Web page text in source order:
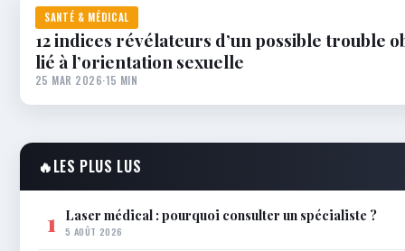
SANTÉ & MÉDICAL
12 indices révélateurs d’un possible trouble
lié à l’orientation sexuelle
25 MAR 2026·15 MIN
🔥LES PLUS LUS
1 Laser médical : pourquoi consulter un spécialiste ?
5 AOÛT 2026